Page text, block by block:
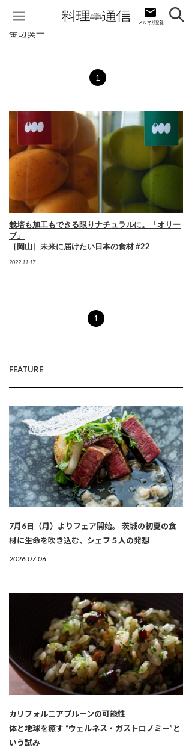
金辺奘一
1
栽培も加工もできる限りナチュラルに。「オリー
ブ」
［岡山］未来に届けたい日本の食材 #22
2022.11.17
1
FEATURE
7月6日（月）よりフェア開始。 茨城の初夏の食
材に生命を吹き込む、シェフ５人の発想
2026.07.06
カリフォルニアプルーンの可能性
体と地球を癒す “ウェルネス・ガストロノミー”と
いう試み